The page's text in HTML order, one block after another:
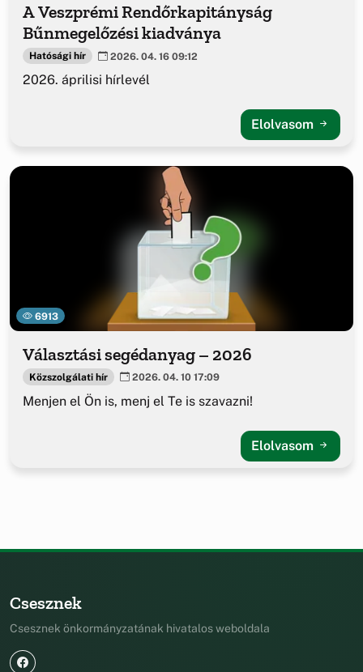
A Veszprémi Rendőrkapitányság
Bűnmegelőzési kiadványa
Hatósági hír 2026. 04. 16 09:12
2026. áprilisi hírlevél
Elolvasom
6913
Választási segédanyag – 2026
Közszolgálati hír 2026. 04. 10 17:09
Menjen el Ön is, menj el Te is szavazni!
Elolvasom
Csesznek
Csesznek önkormányzatának hivatalos weboldala